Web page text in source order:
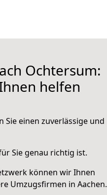
Ochtersum:
helfen
Sie einen zuverlässige und
Sie genau richtig ist.
können wir Ihnen
Umzugsfirmen in Aachen.